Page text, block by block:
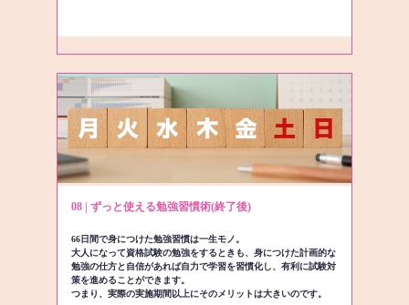
08 | ずっと使える勉強習慣術(終了後)
66日間で身につけた勉強習慣は一生モノ。
大人になって資格試験の勉強をするときも、身につけた計画的な
勉強の仕方と自信があれば自力で学習を習慣化し、有利に試験対
策を進めることができます。
つまり、実際の実施期間以上にそのメリットは大きいのです。